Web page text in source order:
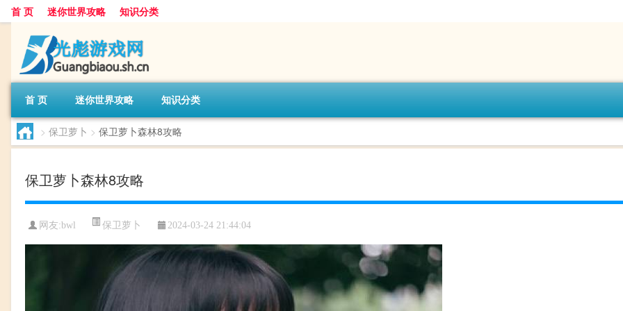
首 页 迷你世界攻略 知识分类
首 页 迷你世界攻略 知识分类
> 保卫萝卜 > 保卫萝卜森林8攻略
保卫萝卜森林8攻略
网友:bwl 保卫萝卜 2024-03-24 21:44:04